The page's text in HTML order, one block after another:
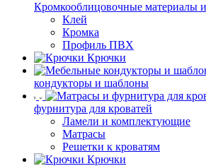
Кромкооблицовочные материалы
Клей
Кромка
Профиль ПВХ
Крючки
кондукторы и шаблоны
фурнитура для кроватей
Ламели и комплектующие
Матрасы
Решетки к кроватям
Крючки